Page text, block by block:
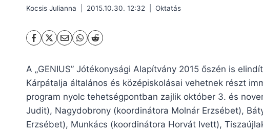
Kocsis Julianna 2015.10.30. 12:32 Oktatás
A „GENIUS” Jótékonysági Alapítvány 2015 őszén is
Kárpátalja általános és középiskolásai vehetnek részt
program nyolc tehetségpontban zajlik október 3. és
Judit), Nagydobrony (koordinátora Molnár Erzsébet),
Erzsébet), Munkács (koordinátora Horvát Ivett),